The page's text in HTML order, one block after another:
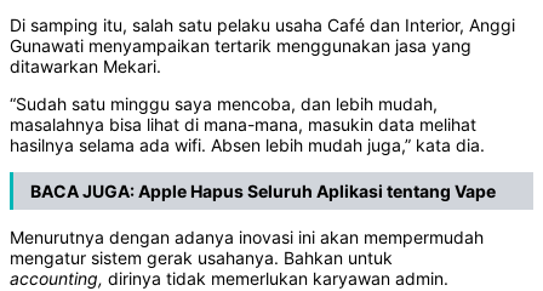
Di samping itu, salah satu pelaku usaha Café dan Interior, Anggi
Gunawati menyampaikan tertarik menggunakan jasa yang
ditawarkan Mekari.
“Sudah satu minggu saya mencoba, dan lebih mudah,
masalahnya bisa lihat di mana-mana, masukin data melihat
hasilnya selama ada wifi. Absen lebih mudah juga,” kata dia.
BACA JUGA:Apple Hapus Seluruh Aplikasi tentang Vape
Menurutnya dengan adanya inovasi ini akan mempermudah
mengatur sistem gerak usahanya. Bahkan untuk
accounting, dirinya tidak memerlukan karyawan admin.